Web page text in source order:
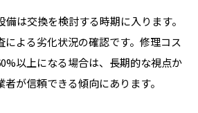
は交換を検討する時期に入ります。
よる劣化状況の確認です。修理コス
以上になる場合は、長期的な視点か
が信頼できる傾向にあります。